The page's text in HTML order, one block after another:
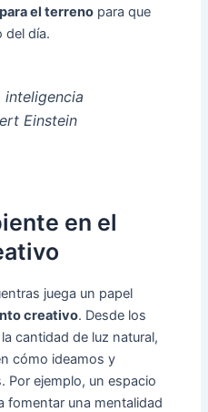
el terreno para que
del día.
inteligencia
Einstein
en el
juega un papel
creativo. Desde los
cantidad de luz natural,
cómo ideamos y
Por ejemplo, un espacio
fomentar una mentalidad